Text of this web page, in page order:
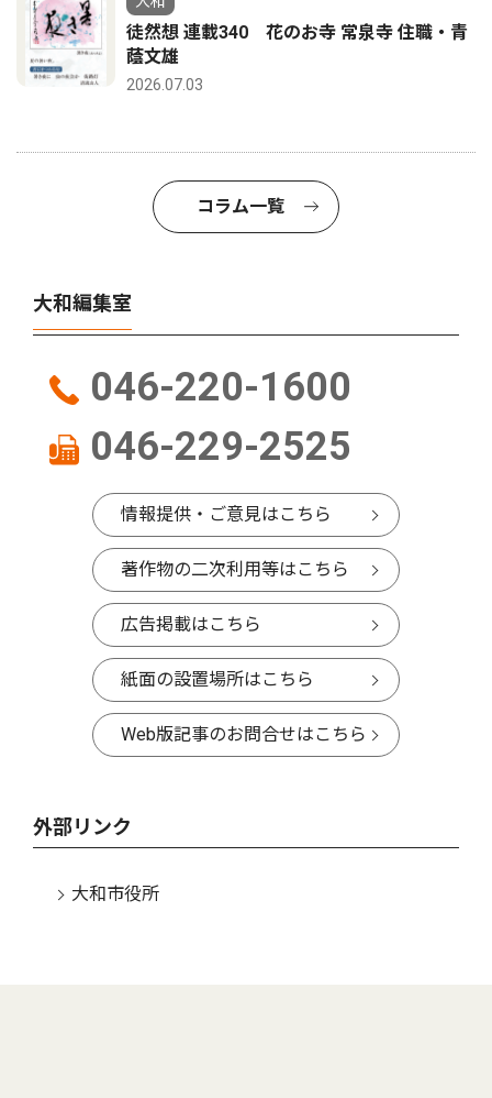
徒然想 連載340 花のお寺 常泉寺 住職・青
蔭文雄
2026.07.03
コラム一覧
大和編集室
046-220-1600
046-229-2525
情報提供・ご意見はこちら
著作物の二次利用等はこちら
広告掲載はこちら
紙面の設置場所はこちら
Web版記事のお問合せはこちら
外部リンク
大和市役所